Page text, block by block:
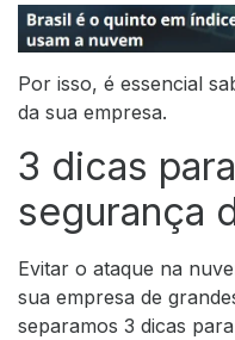
Por isso, é essencial
da sua empresa.
3 dicas
segurança
Evitar o ataque na
sua empresa de
separamos 3 dicas